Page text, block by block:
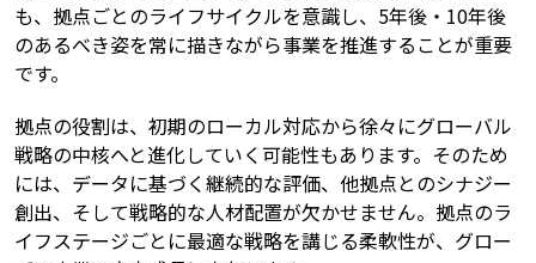
も、拠点ごとのライフサイクルを意識し、5年後・10年後
のあるべき姿を常に描きながら事業を推進することが重要
です。
拠点の役割は、初期のローカル対応から徐々にグローバル
戦略の中核へと進化していく可能性もあります。そのため
には、データに基づく継続的な評価、他拠点とのシナジー
創出、そして戦略的な人材配置が欠かせません。拠点のラ
イフステージごとに最適な戦略を講じる柔軟性が、グロー